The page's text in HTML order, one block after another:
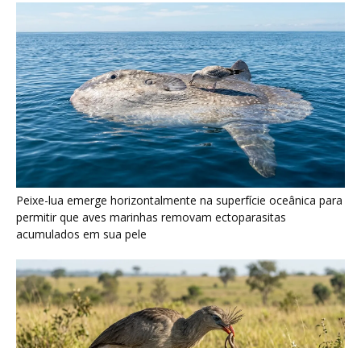
Seriema utiliza pernas longas e arremessa serpentes contra
rochas para subjugar presas peçonhentas nos campos